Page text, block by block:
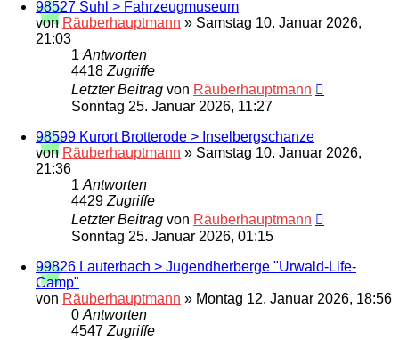
98527 Suhl > Fahrzeugmuseum
von Räuberhauptmann » Samstag 10. Januar 2026,
21:03
1 Antworten
4418 Zugriffe
Letzter Beitrag von Räuberhauptmann
Sonntag 25. Januar 2026, 11:27
98599 Kurort Brotterode > Inselbergschanze
von Räuberhauptmann » Samstag 10. Januar 2026,
21:36
1 Antworten
4429 Zugriffe
Letzter Beitrag von Räuberhauptmann
Sonntag 25. Januar 2026, 01:15
99826 Lauterbach > Jugendherberge "Urwald-Life-
Camp"
von Räuberhauptmann » Montag 12. Januar 2026, 18:56
0 Antworten
4547 Zugriffe